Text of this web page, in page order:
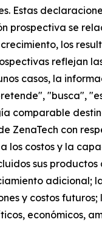
Estas
prospectiva se
los
reflejan
casos, la
"busca",
comparable
con
los costos y la
sus productos
adicional;
y costos
económicos,